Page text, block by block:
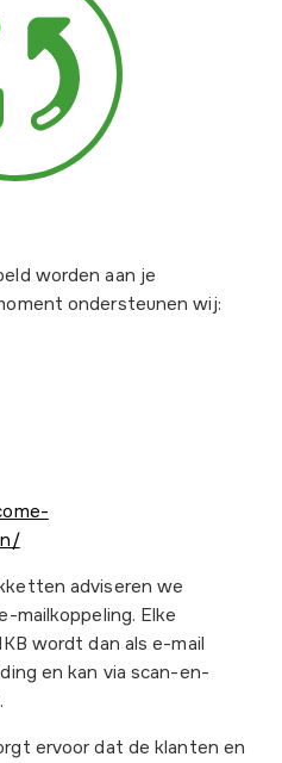
worden aan je
ondersteunen wij:
adviseren we
mailkoppeling. Elke
wordt dan als e-mail
en kan via scan-en-
ervoor dat de klanten en